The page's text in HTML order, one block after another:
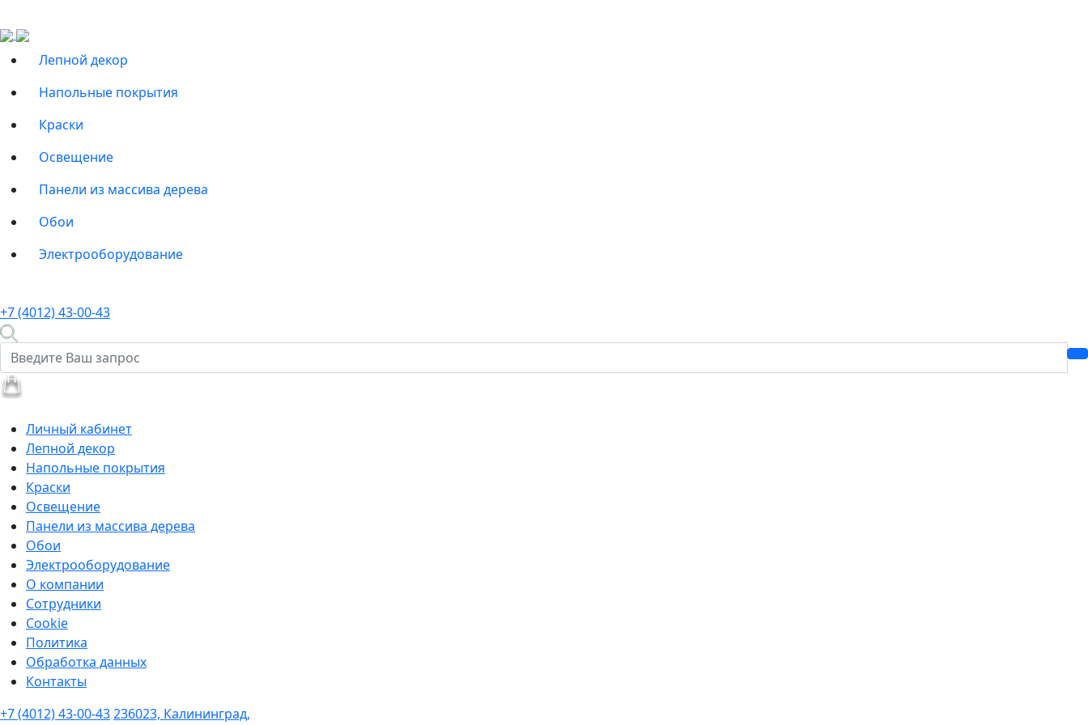
Лепной декор
Напольные покрытия
Краски
Освещение
Панели из массива дерева
Обои
Электрооборудование
+7 (4012) 43-00-43
Личный кабинет
Лепной декор
Напольные покрытия
Краски
Освещение
Панели из массива дерева
Обои
Электрооборудование
О компании
Сотрудники
Cookie
Политика
Обработка данных
Контакты
+7 (4012) 43-00-43236023, Калининград,